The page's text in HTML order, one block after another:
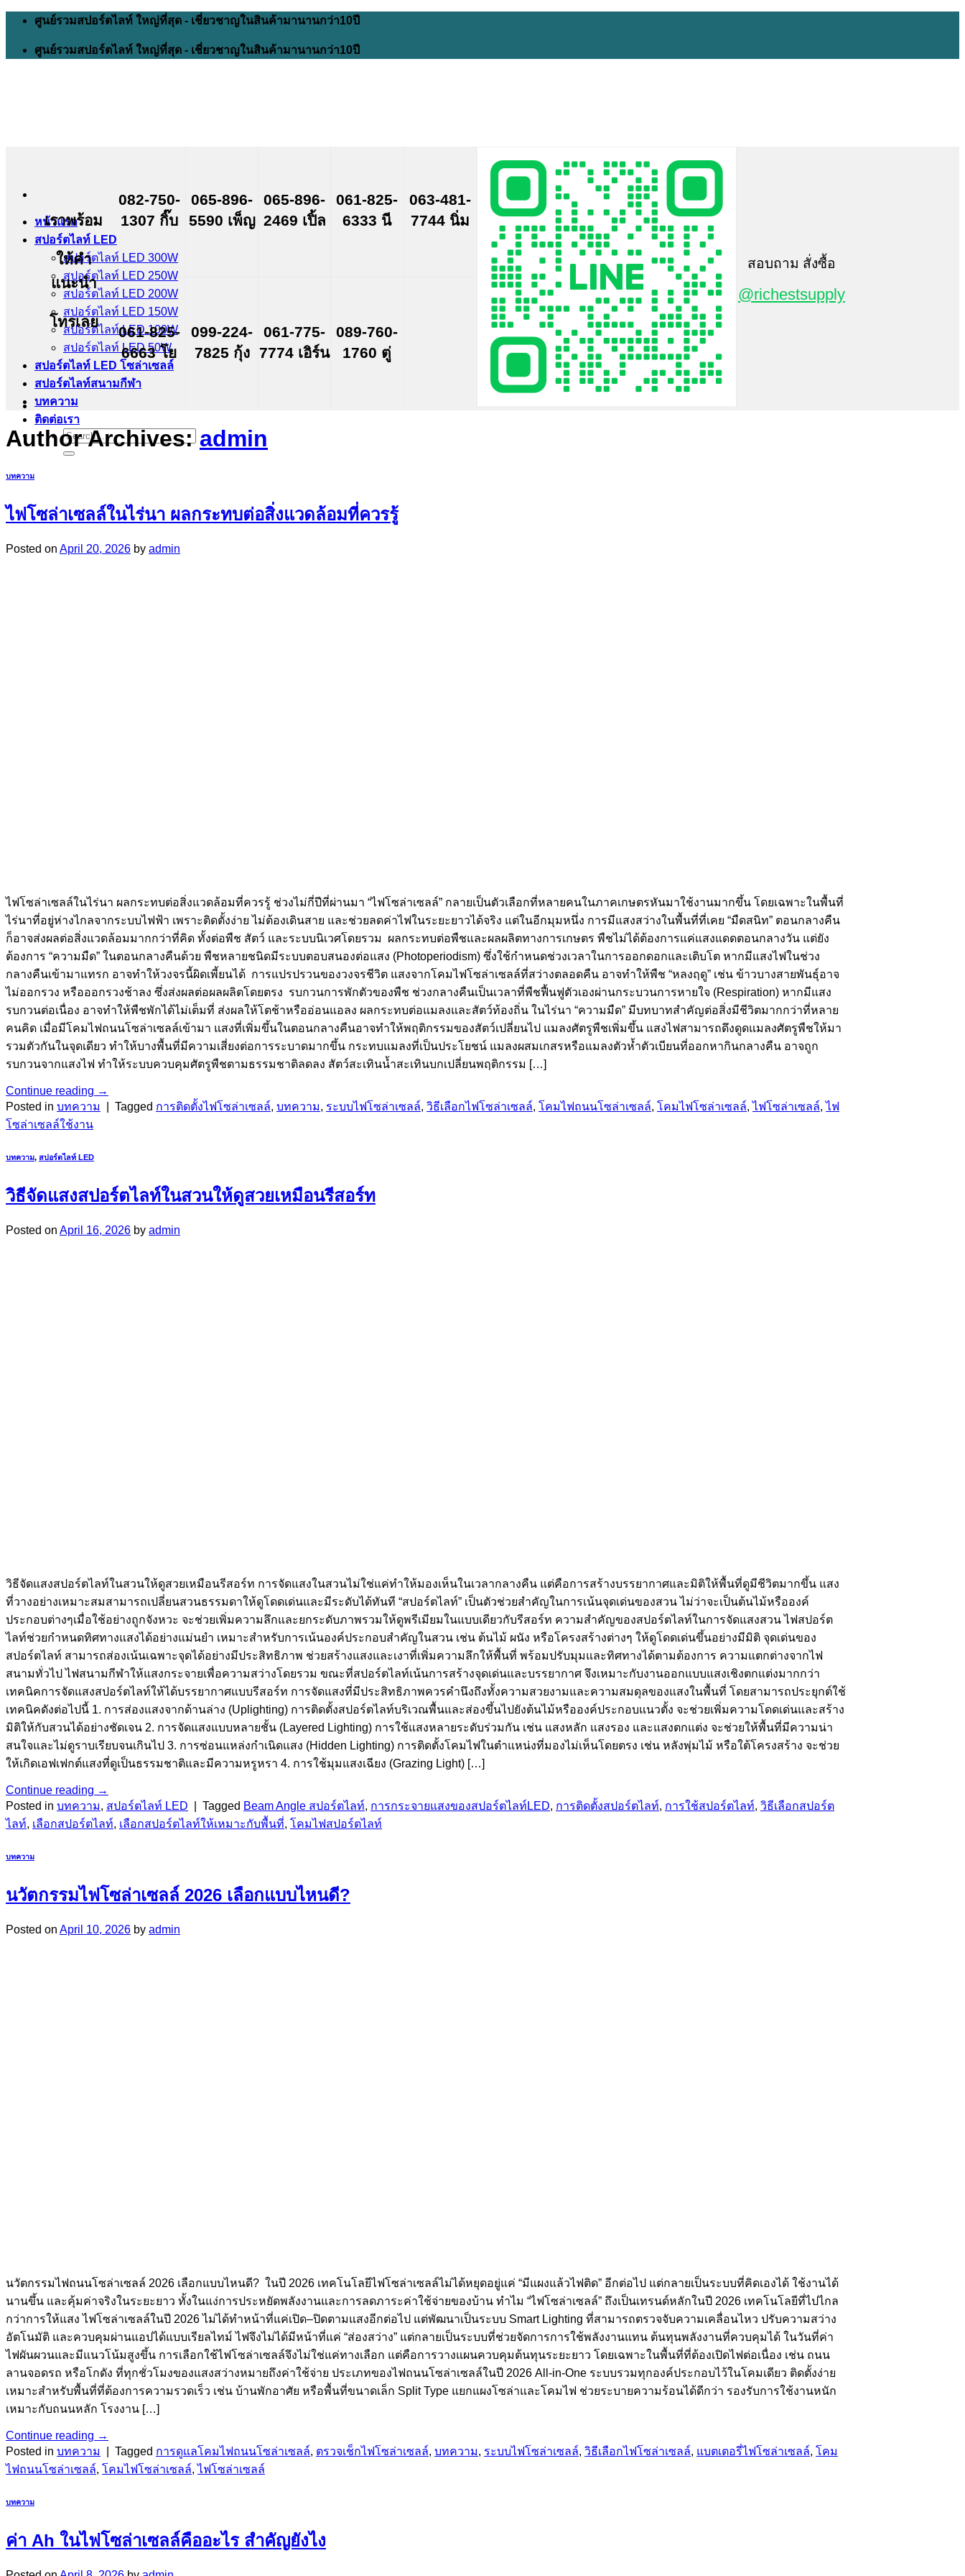
Skip
ศูนย์รวมสปอร์ตไลท์ ใหญ่ที่สุด - เชี่ยวชาญในสินค้ามานานกว่า10ปี
ศูนย์รวมสปอร์ตไลท์ ใหญ่ที่สุด - เชี่ยวชาญในสินค้ามานานกว่า10ปี
หน้าแรก
สปอร์ตไลท์ LED
สปอร์ตไลท์ LED 300W
สปอร์ตไลท์ LED 250W
สปอร์ตไลท์ LED 200W
สปอร์ตไลท์ LED 150W
สปอร์ตไลท์ LED 100W
สปอร์ตไลท์ LED 50W
สปอร์ตไลท์ LED โซล่าเซลล์
สปอร์ตไลท์สนามกีฬา
บทความ
ติดต่อเรา
Search
for:
เราพร้อม
ให้คำ
แนะนำ
โทรเลย
082-750-
1307 กิ๊บ
065-896-
5590 เพ็ญ
065-896-
2469 เปิ้ล
061-825-
6333 นี
063-481-
7744 นิ่ม
สอบถาม สั่งซื้อ
@richestsupply
061-825-
6663 โย
099-224-
7825 กุ้ง
061-775-
7774 เอิร์น
089-760-
1760 ตู่
Author Archives:admin
บทความ
ไฟโซล่าเซลล์ในไร่นา ผลกระทบต่อสิ่งแวดล้อมที่ควรรู้
Posted on April 20, 2026 by admin
ไฟโซล่าเซลล์ในไร่นา ผลกระทบต่อสิ่งแวดล้อมที่ควรรู้ ช่วงไม่กี่ปีที่ผ่านมา “ไฟโซล่าเซลล์” กลายเป็นตัวเลือกที่หลายคนในภาคเกษตรหันมาใช้งานมากขึ้น โดยเฉพาะในพื้นที่
ไร่นาที่อยู่ห่างไกลจากระบบไฟฟ้า เพราะติดตั้งง่าย ไม่ต้องเดินสาย และช่วยลดค่าไฟในระยะยาวได้จริง แต่ในอีกมุมหนึ่ง การมีแสงสว่างในพื้นที่ที่เคย “มืดสนิท” ตอนกลางคืน
ก็อาจส่งผลต่อสิ่งแวดล้อมมากกว่าที่คิด ทั้งต่อพืช สัตว์ และระบบนิเวศโดยรวม ผลกระทบต่อพืชและผลผลิตทางการเกษตร พืชไม่ได้ต้องการแค่แสงแดดตอนกลางวัน แต่ยัง
ต้องการ “ความมืด” ในตอนกลางคืนด้วย พืชหลายชนิดมีระบบตอบสนองต่อแสง (Photoperiodism) ซึ่งใช้กำหนดช่วงเวลาในการออกดอกและเติบโต หากมีแสงไฟในช่วง
กลางคืนเข้ามาแทรก อาจทำให้วงจรนี้ผิดเพี้ยนได้ การแปรปรวนของวงจรชีวิต แสงจากโคมไฟโซล่าเซลล์ที่สว่างตลอดคืน อาจทำให้พืช “หลงฤดู” เช่น ข้าวบางสายพันธุ์อาจ
ไม่ออกรวง หรือออกรวงช้าลง ซึ่งส่งผลต่อผลผลิตโดยตรง รบกวนการพักตัวของพืช ช่วงกลางคืนเป็นเวลาที่พืชฟื้นฟูตัวเองผ่านกระบวนการหายใจ (Respiration) หากมีแสง
รบกวนต่อเนื่อง อาจทำให้พืชพักได้ไม่เต็มที่ ส่งผลให้โตช้าหรืออ่อนแอลง ผลกระทบต่อแมลงและสัตว์ท้องถิ่น ในไร่นา “ความมืด” มีบทบาทสำคัญต่อสิ่งมีชีวิตมากกว่าที่หลาย
คนคิด เมื่อมีโคมไฟถนนโซล่าเซลล์เข้ามา แสงที่เพิ่มขึ้นในตอนกลางคืนอาจทำให้พฤติกรรมของสัตว์เปลี่ยนไป แมลงศัตรูพืชเพิ่มขึ้น แสงไฟสามารถดึงดูดแมลงศัตรูพืชให้มา
รวมตัวกันในจุดเดียว ทำให้บางพื้นที่มีความเสี่ยงต่อการระบาดมากขึ้น กระทบแมลงที่เป็นประโยชน์ แมลงผสมเกสรหรือแมลงตัวห้ำตัวเบียนที่ออกหากินกลางคืน อาจถูก
รบกวนจากแสงไฟ ทำให้ระบบควบคุมศัตรูพืชตามธรรมชาติลดลง สัตว์สะเทินน้ำสะเทินบกเปลี่ยนพฤติกรรม […]
Continue reading →
Posted in บทความ Tagged การติดตั้งไฟโซล่าเซลล์, บทความ, ระบบไฟโซล่าเซลล์, วิธีเลือกไฟโซล่าเซลล์, โคมไฟถนนโซล่าเซลล์, โคมไฟโซล่าเซลล์,ไฟโซล่าเซลล์,ไฟ
โซล่าเซลล์ใช้งาน
บทความ, สปอร์ตไลท์ LED
วิธีจัดแสงสปอร์ตไลท์ในสวนให้ดูสวยเหมือนรีสอร์ท
Posted on April 16, 2026 by admin
วิธีจัดแสงสปอร์ตไลท์ในสวนให้ดูสวยเหมือนรีสอร์ท การจัดแสงในสวนไม่ใช่แค่ทำให้มองเห็นในเวลากลางคืน แต่คือการสร้างบรรยากาศและมิติให้พื้นที่ดูมีชีวิตมากขึ้น แสง
ที่วางอย่างเหมาะสมสามารถเปลี่ยนสวนธรรมดาให้ดูโดดเด่นและมีระดับได้ทันที “สปอร์ตไลท์” เป็นตัวช่วยสำคัญในการเน้นจุดเด่นของสวน ไม่ว่าจะเป็นต้นไม้หรือองค์
ประกอบต่างๆเมื่อใช้อย่างถูกจังหวะ จะช่วยเพิ่มความลึกและยกระดับภาพรวมให้ดูพรีเมียมในแบบเดียวกับรีสอร์ท ความสำคัญของสปอร์ตไลท์ในการจัดแสงสวน ไฟสปอร์ต
ไลท์ช่วยกำหนดทิศทางแสงได้อย่างแม่นยำ เหมาะสำหรับการเน้นองค์ประกอบสำคัญในสวน เช่น ต้นไม้ ผนัง หรือโครงสร้างต่างๆ ให้ดูโดดเด่นขึ้นอย่างมีมิติ จุดเด่นของ
สปอร์ตไลท์ สามารถส่องเน้นเฉพาะจุดได้อย่างมีประสิทธิภาพ ช่วยสร้างแสงและเงาที่เพิ่มความลึกให้พื้นที่ พร้อมปรับมุมและทิศทางได้ตามต้องการ ความแตกต่างจากไฟ
สนามทั่วไป ไฟสนามกีฬาให้แสงกระจายเพื่อความสว่างโดยรวม ขณะที่สปอร์ตไลท์เน้นการสร้างจุดเด่นและบรรยากาศ จึงเหมาะกับงานออกแบบแสงเชิงตกแต่งมากกว่า
เทคนิคการจัดแสงสปอร์ตไลท์ให้ได้บรรยากาศแบบรีสอร์ท การจัดแสงที่มีประสิทธิภาพควรคำนึงถึงทั้งความสวยงามและความสมดุลของแสงในพื้นที่ โดยสามารถประยุกต์ใช้
เทคนิคดังต่อไปนี้ 1. การส่องแสงจากด้านล่าง (Uplighting) การติดตั้งสปอร์ตไลท์บริเวณพื้นและส่องขึ้นไปยังต้นไม้หรือองค์ประกอบแนวตั้ง จะช่วยเพิ่มความโดดเด่นและสร้าง
มิติให้กับสวนได้อย่างชัดเจน 2. การจัดแสงแบบหลายชั้น (Layered Lighting) การใช้แสงหลายระดับร่วมกัน เช่น แสงหลัก แสงรอง และแสงตกแต่ง จะช่วยให้พื้นที่มีความน่า
สนใจและไม่ดูราบเรียบจนเกินไป 3. การซ่อนแหล่งกำเนิดแสง (Hidden Lighting) การติดตั้งโคมไฟในตำแหน่งที่มองไม่เห็นโดยตรง เช่น หลังพุ่มไม้ หรือใต้โครงสร้าง จะช่วย
ให้เกิดเอฟเฟกต์แสงที่ดูเป็นธรรมชาติและมีความหรูหรา 4. การใช้มุมแสงเฉียง (Grazing Light) […]
Continue reading →
Posted in บทความ, สปอร์ตไลท์ LED Tagged Beam Angle สปอร์ตไลท์, การกระจายแสงของสปอร์ตไลท์LED, การติดตั้งสปอร์ตไลท์, การใช้สปอร์ตไลท์, วิธีเลือกสปอร์ต
ไลท์, เลือกสปอร์ตไลท์, เลือกสปอร์ตไลท์ให้เหมาะกับพื้นที่, โคมไฟสปอร์ตไลท์
บทความ
นวัตกรรมไฟโซล่าเซลล์ 2026 เลือกแบบไหนดี?
Posted on April 10, 2026 by admin
นวัตกรรมไฟถนนโซล่าเซลล์ 2026 เลือกแบบไหนดี? ในปี 2026 เทคโนโลยีไฟโซล่าเซลล์ไม่ได้หยุดอยู่แค่ “มีแผงแล้วไฟติด” อีกต่อไป แต่กลายเป็นระบบที่คิดเองได้ ใช้งานได้
นานขึ้น และคุ้มค่าจริงในระยะยาว ทั้งในแง่การประหยัดพลังงานและการลดภาระค่าใช้จ่ายของบ้าน ทำไม “ไฟโซล่าเซลล์” ถึงเป็นเทรนด์หลักในปี 2026 เทคโนโลยีที่ไปไกล
กว่าการให้แสง ไฟโซล่าเซลล์ในปี 2026 ไม่ได้ทำหน้าที่แค่เปิด–ปิดตามแสงอีกต่อไป แต่พัฒนาเป็นระบบ Smart Lighting ที่สามารถตรวจจับความเคลื่อนไหว ปรับความสว่าง
อัตโนมัติ และควบคุมผ่านแอปได้แบบเรียลไทม์ ไฟจึงไม่ได้มีหน้าที่แค่ “ส่องสว่าง” แต่กลายเป็นระบบที่ช่วยจัดการการใช้พลังงานแทน ต้นทุนพลังงานที่ควบคุมได้ ในวันที่ค่า
ไฟผันผวนและมีแนวโน้มสูงขึ้น การเลือกใช้ไฟโซล่าเซลล์จึงไม่ใช่แค่ทางเลือก แต่คือการวางแผนควบคุมต้นทุนระยะยาว โดยเฉพาะในพื้นที่ที่ต้องเปิดไฟต่อเนื่อง เช่น ถนน
ลานจอดรถ หรือโกดัง ที่ทุกชั่วโมงของแสงสว่างหมายถึงค่าใช้จ่าย ประเภทของไฟถนนโซล่าเซลล์ในปี 2026 All-in-One ระบบรวมทุกองค์ประกอบไว้ในโคมเดียว ติดตั้งง่าย
เหมาะสำหรับพื้นที่ที่ต้องการความรวดเร็ว เช่น บ้านพักอาศัย หรือพื้นที่ขนาดเล็ก Split Type แยกแผงโซล่าและโคมไฟ ช่วยระบายความร้อนได้ดีกว่า รองรับการใช้งานหนัก
เหมาะกับถนนหลัก โรงงาน […]
Continue reading →
Posted in บทความ Tagged การดูแลโคมไฟถนนโซล่าเซลล์, ตรวจเช็กไฟโซล่าเซลล์, บทความ, ระบบไฟโซล่าเซลล์, วิธีเลือกไฟโซล่าเซลล์, แบตเตอรี่ไฟโซล่าเซลล์, โคม
ไฟถนนโซล่าเซลล์, โคมไฟโซล่าเซลล์,ไฟโซล่าเซลล์
บทความ
ค่า Ah ในไฟโซล่าเซลล์คืออะไร สำคัญยังไง